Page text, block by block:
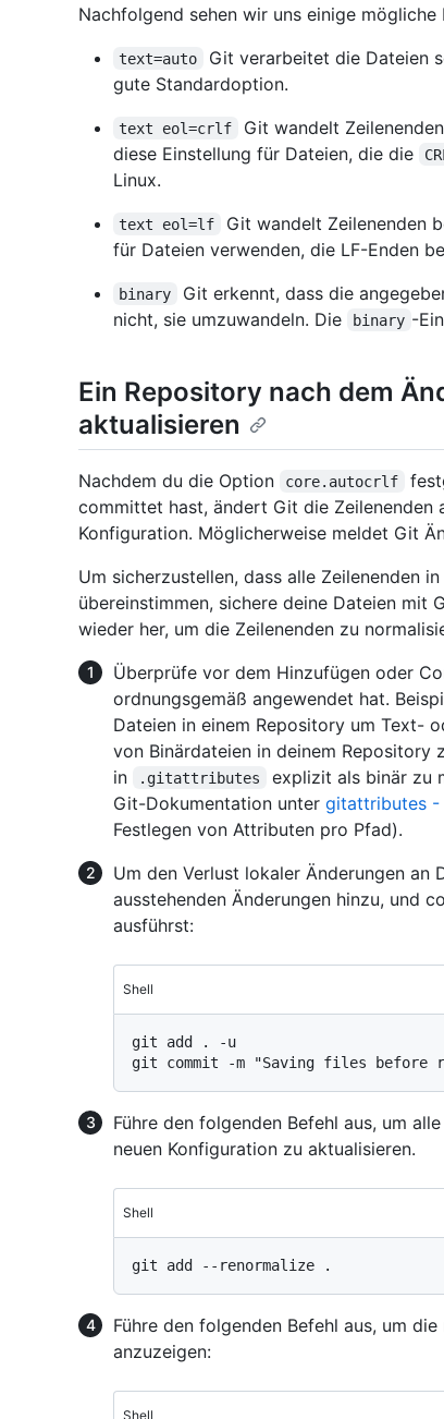
Nachfolgend sehen wir uns einige mögliche
text=auto
Git verarbeitet die Dateien
gute Standardoption.
text eol=crlf Git wandelt
diese Einstellung für Dateien, die die
Linux.
text eol=lf Git wandelt Zeilenenden
für Dateien verwenden, die LF-Enden
binary
Git erkennt, dass die
nicht, sie umzuwandeln. Die
binary -
Ein Repository nach dem
aktualisieren
Nachdem du die Option core.autocrlf
committet hast, ändert Git die Zeilenenden
Konfiguration. Möglicherweise meldet Git
Um sicherzustellen, dass alle Zeilenenden
übereinstimmen, sichere deine Dateien mit
wieder her, um die Zeilenenden zu
Überprüfe vor dem Hinzufügen oder
ordnungsgemäß angewendet hat.
Dateien in einem Repository um Text-
von Binärdateien in deinem Repository
in
.gitattributes
explizit als binär zu
Git-Dokumentation unter gitattributes -
Festlegen von Attributen pro Pfad).
Um den Verlust lokaler Änderungen an
ausstehenden Änderungen hinzu, und
ausführst:
Shell
git add . -u
Führe den folgenden Befehl aus, um
neuen Konfiguration zu aktualisieren.
Shell
Führe den folgenden Befehl aus, um
anzuzeigen:
Shell